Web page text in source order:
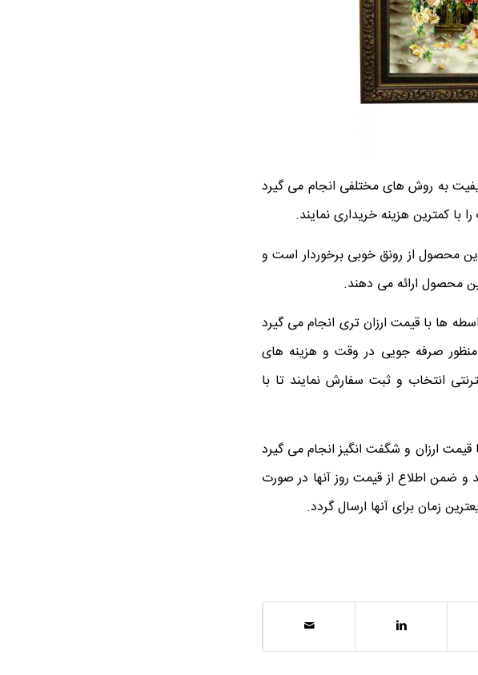
به روش های مختلفی انجام می گیرد
کمترین هزینه خریداری نمایند.
محصول از رونق خوبی برخوردار است و
این محصول ارائه می دهند.
ها با قیمت ارزان تری انجام می گیرد
صرفه جویی در وقت و هزینه های
انتخاب و ثبت سفارش نمایند تا با
ارزان و شگفت انگیز انجام می گیرد
و ضمن اطلاع از قیمت روز آنها در صورت
زمان برای آنها ارسال گردد.